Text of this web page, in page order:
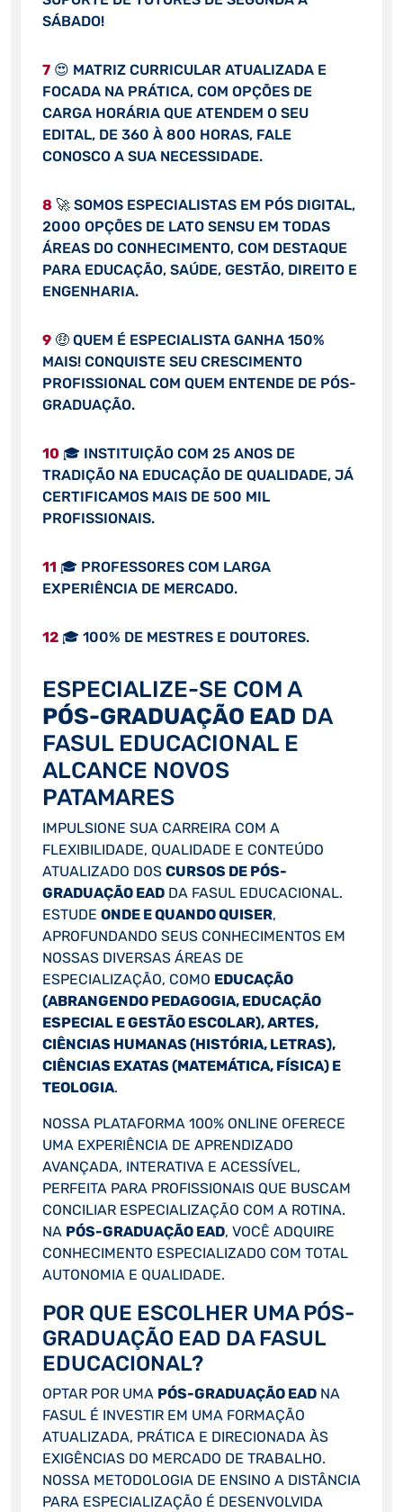
SÁBADO!
7😍 MATRIZ CURRICULAR ATUALIZADA E
FOCADA NA PRÁTICA, COM OPÇÕES DE
CARGA HORÁRIA QUE ATENDEM O SEU
EDITAL, DE 360 À 800 HORAS, FALE
CONOSCO A SUA NECESSIDADE.
8 🚀 SOMOS ESPECIALISTAS EM PÓS DIGITAL,
2000 OPÇÕES DE LATO SENSU EM TODAS
ÁREAS DO CONHECIMENTO, COM DESTAQUE
PARA EDUCAÇÃO, SAÚDE, GESTÃO, DIREITO E
ENGENHARIA.
9🤑 QUEM É ESPECIALISTA GANHA 150%
MAIS! CONQUISTE SEU CRESCIMENTO
PROFISSIONAL COM QUEM ENTENDE DE PÓS-
GRADUAÇÃO.
10 🎓 INSTITUIÇÃO COM 25 ANOS DE
TRADIÇÃO NA EDUCAÇÃO DE QUALIDADE, JÁ
CERTIFICAMOS MAIS DE 500 MIL
PROFISSIONAIS.
11 🎓 PROFESSORES COM LARGA
EXPERIÊNCIA DE MERCADO.
12🎓 100% DE MESTRES E DOUTORES.
ESPECIALIZE-SE COM A
PÓS-GRADUAÇÃO EAD DA
FASUL EDUCACIONAL E
ALCANCE NOVOS
PATAMARES
IMPULSIONE SUA CARREIRA COM A
FLEXIBILIDADE, QUALIDADE E CONTEÚDO
ATUALIZADO DOS CURSOS DE PÓS-
GRADUAÇÃO EADDA FASUL EDUCACIONAL.
ESTUDE ONDE E QUANDO QUISER,
APROFUNDANDO SEUS CONHECIMENTOS EM
NOSSAS DIVERSAS ÁREAS DE
ESPECIALIZAÇÃO, COMO EDUCAÇÃO
(ABRANGENDO PEDAGOGIA, EDUCAÇÃO
ESPECIAL E GESTÃO ESCOLAR), ARTES,
CIÊNCIAS HUMANAS (HISTÓRIA, LETRAS),
CIÊNCIAS EXATAS (MATEMÁTICA, FÍSICA) E
TEOLOGIA.
NOSSA PLATAFORMA 100% ONLINE OFERECE
UMA EXPERIÊNCIA DE APRENDIZADO
AVANÇADA, INTERATIVA E ACESSÍVEL,
PERFEITA PARA PROFISSIONAIS QUE BUSCAM
CONCILIAR ESPECIALIZAÇÃO COM A ROTINA.
NA PÓS-GRADUAÇÃO EAD, VOCÊ ADQUIRE
CONHECIMENTO ESPECIALIZADO COM TOTAL
AUTONOMIA E QUALIDADE.
POR QUE ESCOLHER UMA PÓS-
GRADUAÇÃO EAD DA FASUL
EDUCACIONAL?
OPTAR POR UMA PÓS-GRADUAÇÃO EADNA
FASUL É INVESTIR EM UMA FORMAÇÃO
ATUALIZADA, PRÁTICA E DIRECIONADA ÀS
EXIGÊNCIAS DO MERCADO DE TRABALHO.
NOSSA METODOLOGIA DE ENSINO A DISTÂNCIA
PARA ESPECIALIZAÇÃO É DESENVOLVIDA